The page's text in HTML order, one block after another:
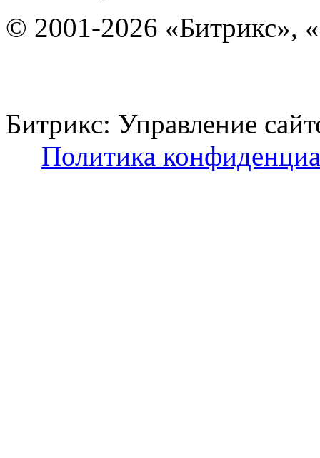
© 2001-2026 «Битрикс»,
Битрикс: Управление
Политика